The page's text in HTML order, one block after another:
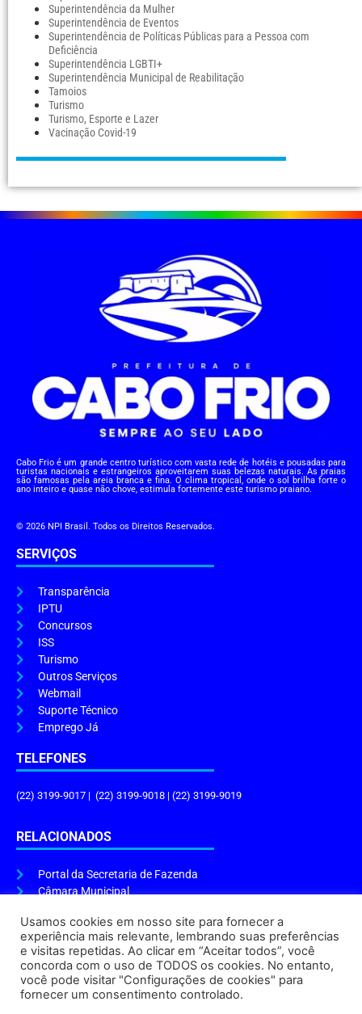
Superintendência da Mulher
Superintendência de Eventos
Superintendência de Políticas Públicas para a Pessoa com
Deficiência
Superintendência LGBTI+
Superintendência Municipal de Reabilitação
Tamoios
Turismo
Turismo, Esporte e Lazer
Vacinação Covid-19
Cabo Frio é um grande centro turístico com vasta rede de hotéis e pousadas para
turistas nacionais e estrangeiros aproveitarem suas belezas naturais. As praias
são famosas pela areia branca e fina. O clima tropical, onde o sol brilha forte o
ano inteiro e quase não chove, estimula fortemente este turismo praiano.
© 2026 NPI Brasil. Todos os Direitos Reservados.
SERVIÇOS
Transparência
IPTU
Concursos
ISS
Turismo
Outros Serviços
Webmail
Suporte Técnico
Emprego Já
TELEFONES
(22) 3199-9017 | (22) 3199-9018 | (22) 3199-9019
RELACIONADOS
Portal da Secretaria de Fazenda
Câmara Municipal
ENDEREÇO E HORÁRIO
Endereço:Praça Tiradentes, s/n – Centro, Cabo Frio – RJ, 28906-290
Atendimento do Protocolo Geral da Prefeitura:9h às 16h
Usamos cookies em nosso site para fornecer a
experiência mais relevante, lembrando suas preferências
e visitas repetidas. Ao clicar em “Aceitar todos”, você
concorda com o uso de TODOS os cookies. No entanto,
você pode visitar "Configurações de cookies" para
fornecer um consentimento controlado.